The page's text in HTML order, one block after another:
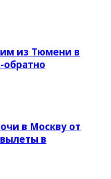
из Тюмени в
обратно
в Москву от
в